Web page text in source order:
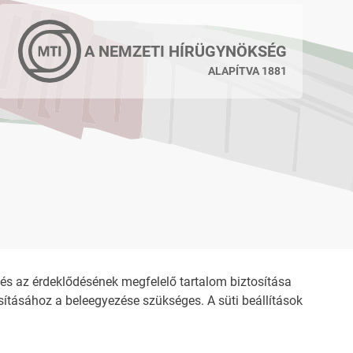
az érdeklődésének megfelelő tartalom biztosítása
a beleegyezése szükséges. A süti beállítások
A NEMZETI HÍRÜGYNÖKSÉG
ALAPÍTVA 1881